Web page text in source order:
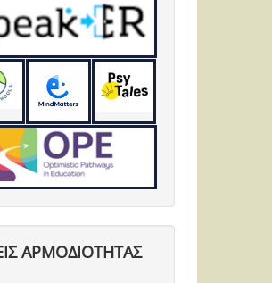
ΑΡΜΟΔΙΟΤΗΤΑΣ